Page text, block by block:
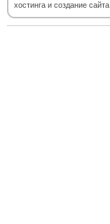
хостинга и создание сайта.